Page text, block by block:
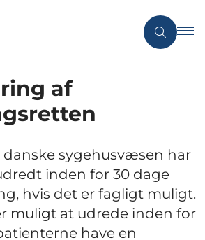
af
danske sygehusvæsen har
inden for 30 dage
hvis det er fagligt muligt.
muligt at udrede inden for
have en